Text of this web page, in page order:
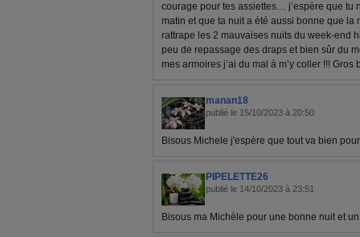
courage pour tes assiettes… j’espère que tu
matin et que ta nuit a été aussi bonne que la
rattrape les 2 mauvaises nuits du week-end
peu de repassage des draps et bien sûr du
mes armoires j’ai du mal à m’y coller !!! Gros
manan18
publié le 15/10/2023 à 20:50
Bisous Michele j'espère que tout va bien
PIPELETTE26
publié le 14/10/2023 à 23:51
Bisous ma Michèle pour une bonne nuit et